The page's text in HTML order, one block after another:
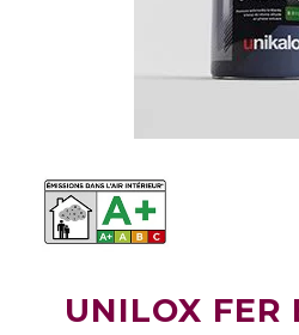
UNILOX FER